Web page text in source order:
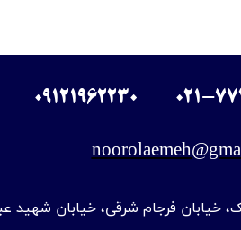
​021-
خیابان فرجام شرقی، خیابان شهید
09121962230